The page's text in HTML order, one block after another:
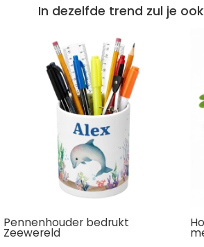
In dezelfde trend zul je
Pennenhouder bedrukt
Zeewereld